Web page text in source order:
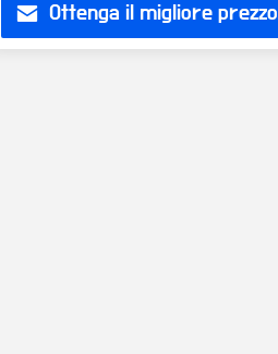
US/EU/UK/AU
Ottenga il migliore prezzo